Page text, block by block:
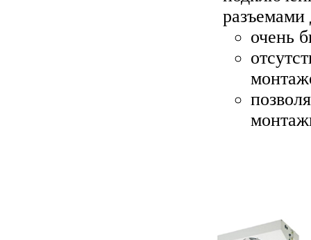
разъемами
очень